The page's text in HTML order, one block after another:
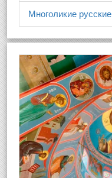
Многоликие русские